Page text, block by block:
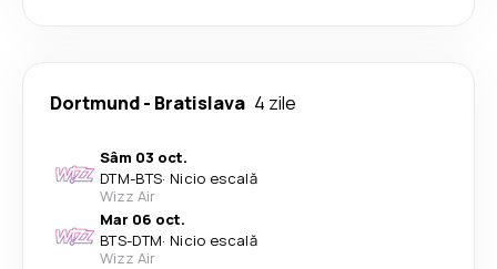
Dortmund- Bratislava 4 zile
Sâm 03 oct.
DTM-BTS· Nicio escală
Wizz Air
Mar 06 oct.
BTS-DTM· Nicio escală
Wizz Air